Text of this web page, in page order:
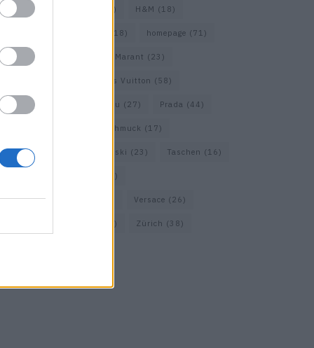
Gucci (69) (17) H&M (18)
(18) homepage (71)
Interview Isabel Marant (23)
Louis Vuitton (58)
Max Mara Miu Miu (27) Prada (44)
Schmuck (17)
Sportmax Swarovski (23) Taschen (16)
(33)
Vacheron Constantin Versace (26)
(18) Zürich (38)